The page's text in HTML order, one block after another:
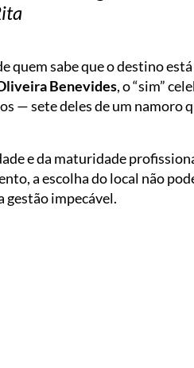
quem sabe que o destino
Benevides, o “sim”
— sete deles de um namoro
e da maturidade
a escolha do local não
gestão impecável.